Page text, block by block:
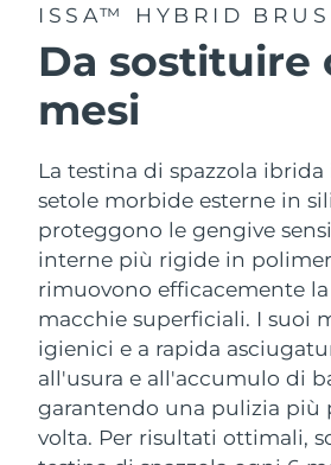
ISSA™ HYBRID
Da sostituire
mesi
La testina di spazzola
setole morbide esterne in
proteggono le gengive
interne più rigide in
rimuovono efficacemente
macchie superficiali. I suoi
igienici e a rapida
all'usura e all'accumulo di
garantendo una pulizia più
volta. Per risultati ottimali,